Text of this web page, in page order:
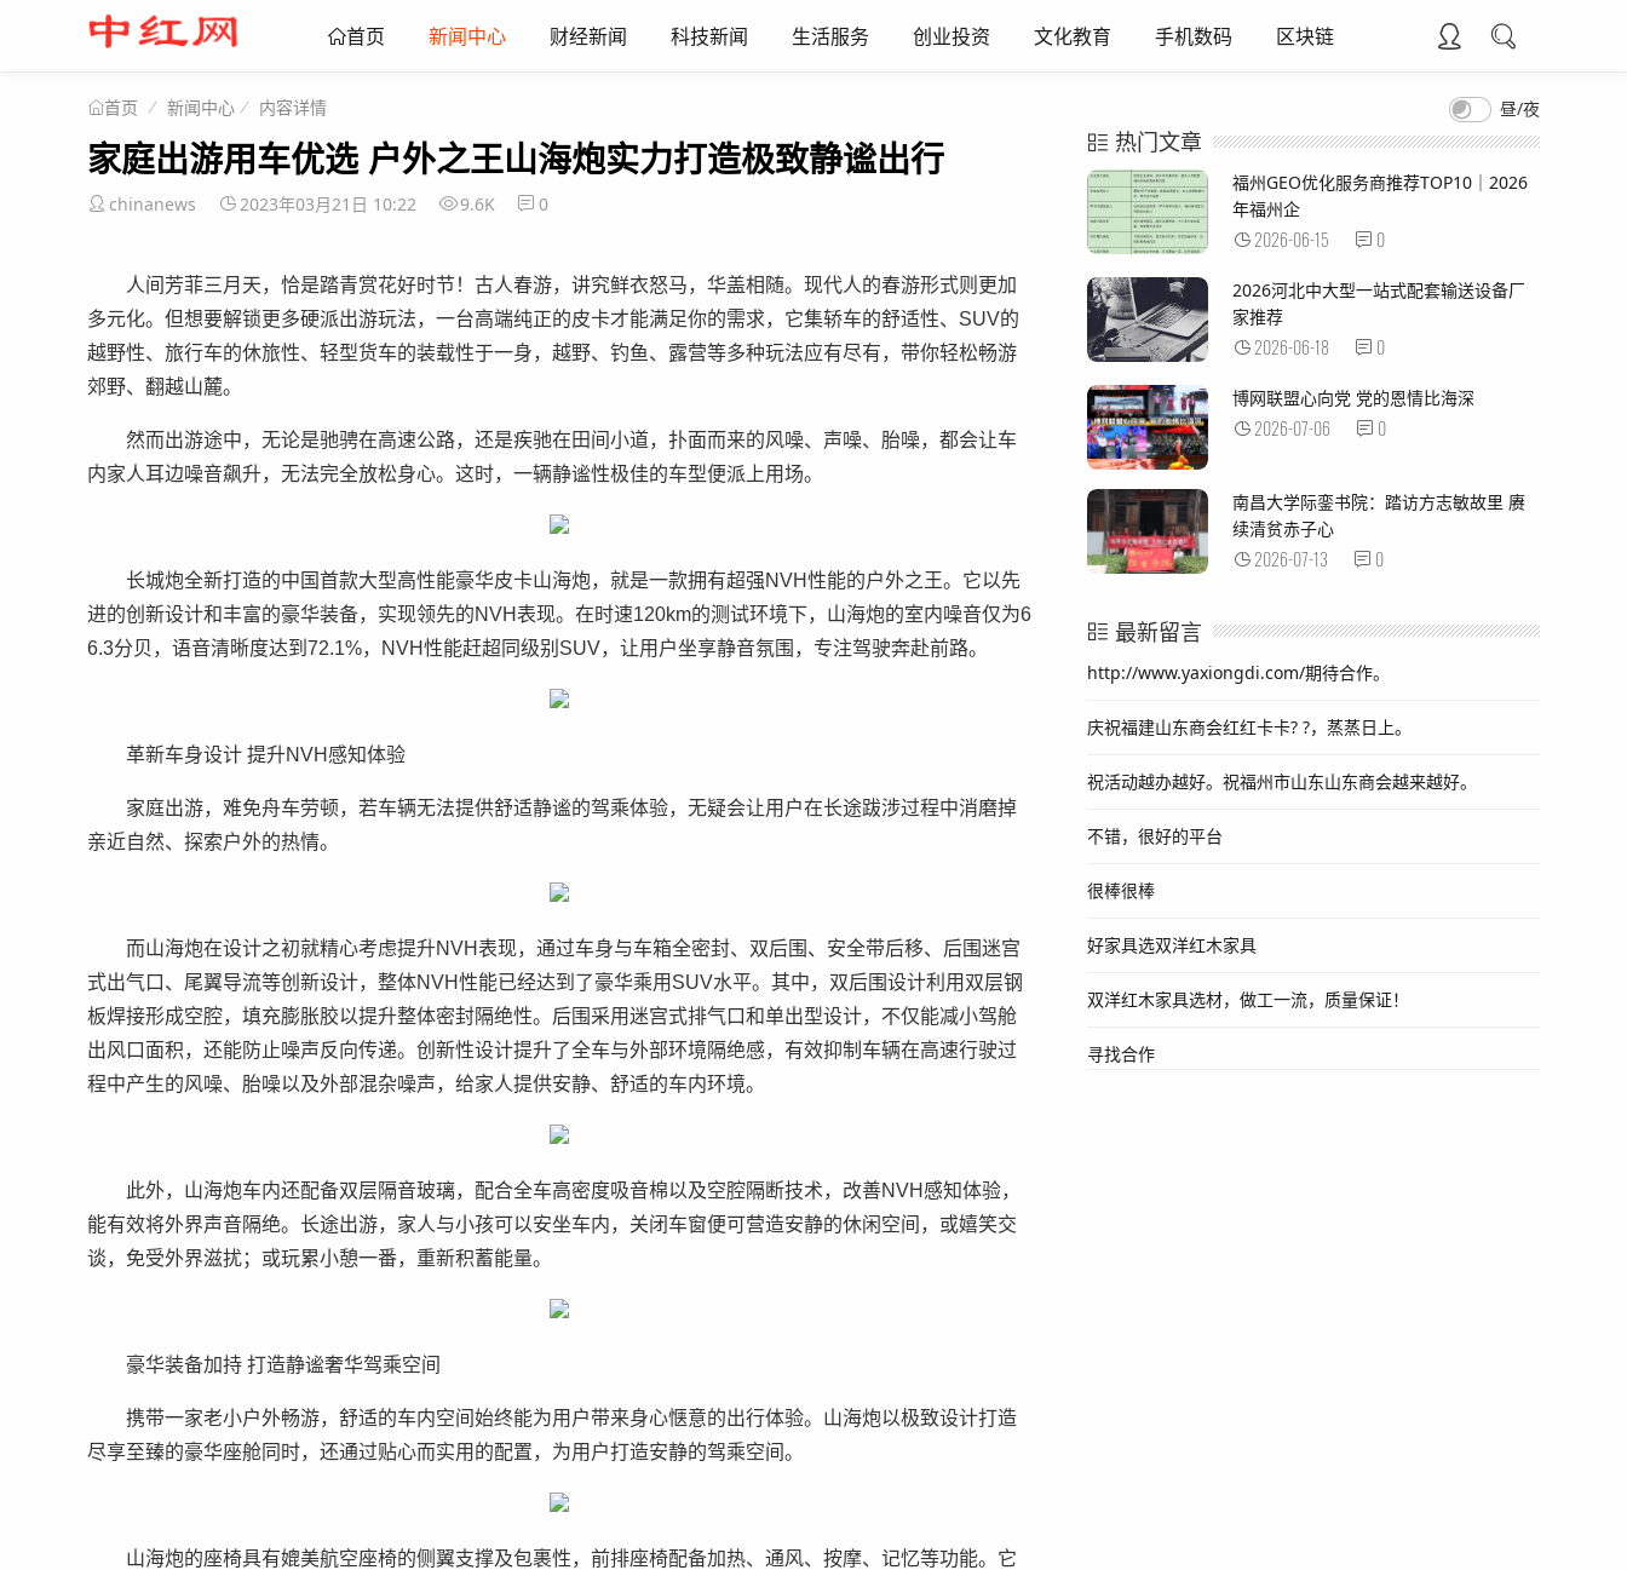
首页 新闻中心 财经新闻 科技新闻 生活服务 创业投资 文化教育 手机数码 区块链
昼/夜
首页 新闻中心 内容详情
家庭出游用车优选 户外之王山海炮实力打造极致静谧出行
chinanews 2023年03月21日 10:22 9.6K 0
人间芳菲三月天，恰是踏青赏花好时节！古人春游，讲究鲜衣怒马，华盖相随。现代人的春游形式则更加
多元化。但想要解锁更多硬派出游玩法，一台高端纯正的皮卡才能满足你的需求，它集轿车的舒适性、SUV的
越野性、旅行车的休旅性、轻型货车的装载性于一身，越野、钓鱼、露营等多种玩法应有尽有，带你轻松畅游
郊野、翻越山麓。
然而出游途中，无论是驰骋在高速公路，还是疾驰在田间小道，扑面而来的风噪、声噪、胎噪，都会让车
内家人耳边噪音飙升，无法完全放松身心。这时，一辆静谧性极佳的车型便派上用场。
长城炮全新打造的中国首款大型高性能豪华皮卡山海炮，就是一款拥有超强NVH性能的户外之王。它以先
进的创新设计和丰富的豪华装备，实现领先的NVH表现。在时速120km的测试环境下，山海炮的室内噪音仅为6
6.3分贝，语音清晰度达到72.1%，NVH性能赶超同级别SUV，让用户坐享静音氛围，专注驾驶奔赴前路。
革新车身设计 提升NVH感知体验
家庭出游，难免舟车劳顿，若车辆无法提供舒适静谧的驾乘体验，无疑会让用户在长途跋涉过程中消磨掉
亲近自然、探索户外的热情。
而山海炮在设计之初就精心考虑提升NVH表现，通过车身与车箱全密封、双后围、安全带后移、后围迷宫
式出气口、尾翼导流等创新设计，整体NVH性能已经达到了豪华乘用SUV水平。其中，双后围设计利用双层钢
板焊接形成空腔，填充膨胀胶以提升整体密封隔绝性。后围采用迷宫式排气口和单出型设计，不仅能减小驾舱
出风口面积，还能防止噪声反向传递。创新性设计提升了全车与外部环境隔绝感，有效抑制车辆在高速行驶过
程中产生的风噪、胎噪以及外部混杂噪声，给家人提供安静、舒适的车内环境。
此外，山海炮车内还配备双层隔音玻璃，配合全车高密度吸音棉以及空腔隔断技术，改善NVH感知体验，
能有效将外界声音隔绝。长途出游，家人与小孩可以安坐车内，关闭车窗便可营造安静的休闲空间，或嬉笑交
谈，免受外界滋扰；或玩累小憩一番，重新积蓄能量。
豪华装备加持 打造静谧奢华驾乘空间
携带一家老小户外畅游，舒适的车内空间始终能为用户带来身心惬意的出行体验。山海炮以极致设计打造
尽享至臻的豪华座舱同时，还通过贴心而实用的配置，为用户打造安静的驾乘空间。
山海炮的座椅具有媲美航空座椅的侧翼支撑及包裹性，前排座椅配备加热、通风、按摩、记忆等功能。它
热门文章
福州GEO优化服务商推荐TOP10｜2026
年福州企
2026-06-15 0
2026河北中大型一站式配套输送设备厂
家推荐
2026-06-18 0
博网联盟心向党 党的恩情比海深
2026-07-06 0
南昌大学际銮书院：踏访方志敏故里 赓
续清贫赤子心
2026-07-13 0
最新留言
http://www.yaxiongdi.com/期待合作。
庆祝福建山东商会红红卡卡? ?，蒸蒸日上。
祝活动越办越好。祝福州市山东山东商会越来越好。
不错，很好的平台
很棒很棒
好家具选双洋红木家具
双洋红木家具选材，做工一流，质量保证！
寻找合作